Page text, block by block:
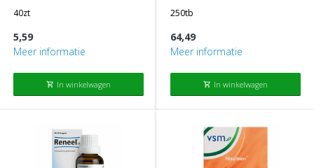
40zt
5,59
Meer informatie
shopping_cart In winkelwagen
250tb
64,49
Meer informatie
shopping_cart In winkelwagen